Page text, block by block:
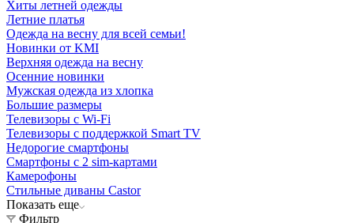
Хиты летней одежды
Летние платья
Одежда на весну для всей семьи!
Новинки от KMI
Верхняя одежда на весну
Осенние новинки
Мужская одежда из хлопка
Большие размеры
Телевизоры с Wi-Fi
Телевизоры с поддержкой Smart TV
Недорогие смартфоны
Смартфоны с 2 sim-картами
Камерофоны
Стильные диваны Castor
Показать еще
Фильтр